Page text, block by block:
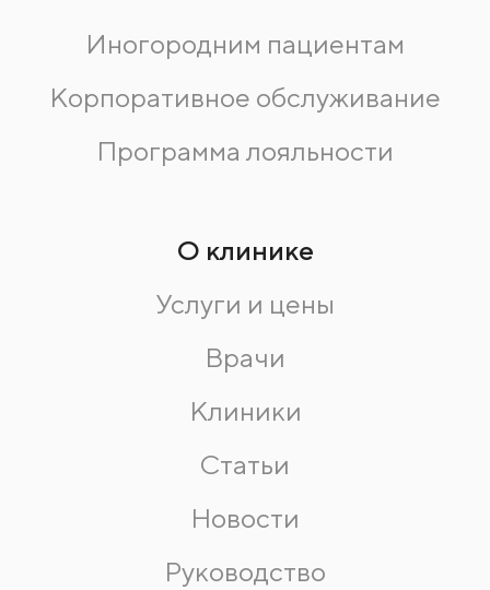
Иногородним пациентам
Корпоративное обслуживание
Программа лояльности
О клинике
Услуги и цены
Врачи
Клиники
Статьи
Новости
Руководство